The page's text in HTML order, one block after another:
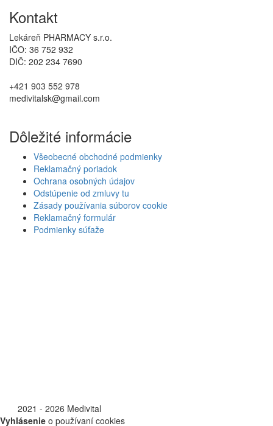
Kontakt
Lekáreň PHARMACY s.r.o.
IČO: 36 752 932
DIČ: 202 234 7690
+421 903 552 978
medivitalsk@gmail.com
Dôležité informácie
Všeobecné obchodné podmienky
Reklamačný poriadok
Ochrana osobných údajov
Odstúpenie od zmluvy tu
Zásady používania súborov cookie
Reklamačný formulár
Podmienky súťaže
2021 - 2026 Medivital
Vyhlásenie o používaní cookies